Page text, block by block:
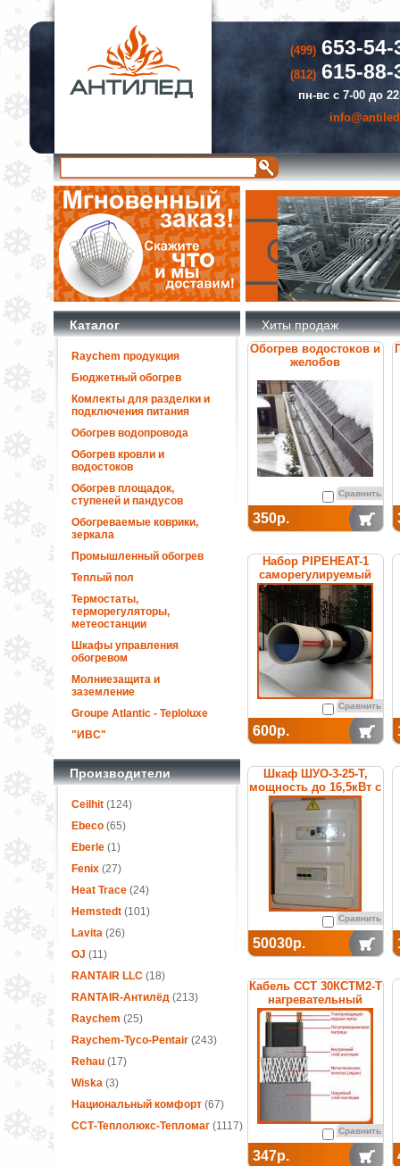
(499)653-54-
(812)615-88-
пн-вс с 7-00 до
Каталог
Raychem продукция
Бюджетный обогрев
Комлекты для разделки и
подключения питания
Обогрев водопровода
Обогрев кровли и
водостоков
Обогрев площадок,
ступеней и пандусов
Обогреваемые коврики,
зеркала
Промышленный обогрев
Теплый пол
Термостаты,
терморегуляторы,
метеостанции
Шкафы управления
обогревом
Молниезащита и
заземление
Groupe Atlantic - Teploluxe
"ИВС"
Производители
Ceilhit(124)
Ebeco(65)
Eberle(1)
Fenix(27)
Heat Trace(24)
Hemstedt(101)
Lavita(26)
OJ (11)
RANTAIR LLC(18)
RANTAIR-Антилёд(213)
Raychem (25)
Raychem-Tyco-Pentair (243)
Rehau(17)
Wiska(3)
Национальный комфорт(67)
ССТ-Теплолюкс-Тепломаг(1117)
Хиты продаж
Обогрев водостоков и
желобов
Сравнить
350р.
Набор PIPEHEAT-1
саморегулируемый
для обогрева
пластиковых труб
Сравнить
600р.
Шкаф ШУО-3-25-T,
мощность до 16,5кВт с
термостатом
Сравнить
50030р.
Кабель ССТ 30КСТМ2-Т
нагревательный
саморегулирующийся
Сравнить
347р.